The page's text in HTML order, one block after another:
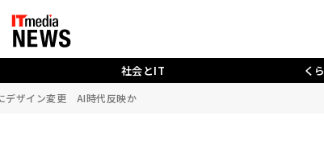
社会とIT く
デザイン変更 AI時代反映か